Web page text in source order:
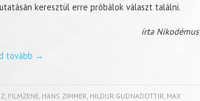
keresztül erre próbálok választ találni.
írta Nikodémus
tovább →
, FILMZENE, HANS ZIMMER HILDUR GUDNADOTTIR MAX